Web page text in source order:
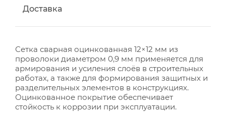
Доставка
Сетка сварная оцинкованная 12×12 мм из
проволоки диаметром 0,9 мм применяется для
армирования и усиления слоёв в строительных
работах, а также для формирования защитных и
разделительных элементов в конструкциях.
Оцинкованное покрытие обеспечивает
стойкость к коррозии при эксплуатации.